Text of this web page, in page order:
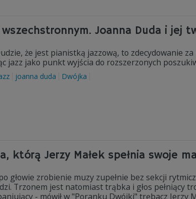
Joanna Duda i jej
że jest pianistką jazzową, to zdecydowanie
jazz jako punkt wyjścia do rozszerzonych
joanna duda Dwójka
którą Jerzy Małek spełnia swoje
głowie zrobienie muzy zupełnie bez sekcji
Trzonem jest natomiast trąbka i głos pełniący
- mówił w "Poranku Dwójki" trębacz Jerzy